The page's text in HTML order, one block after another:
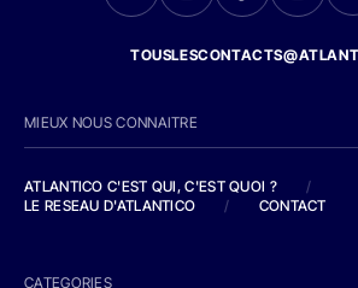
MIEUX NOUS CONNAITRE
ATLANTICO C'EST QUI, C'EST QUOI ?
/
LE RESEAU D'ATLANTICO
/ CONTACT
CATEGORIES